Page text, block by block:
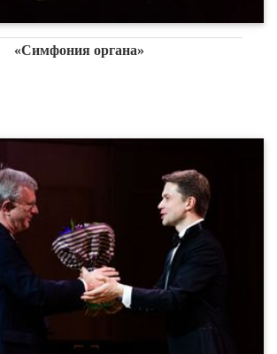
«Симфония органа»